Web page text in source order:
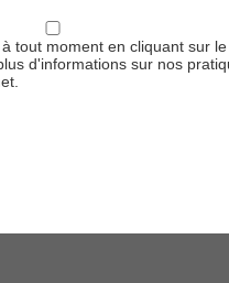
tout moment en cliquant sur
d'informations sur nos